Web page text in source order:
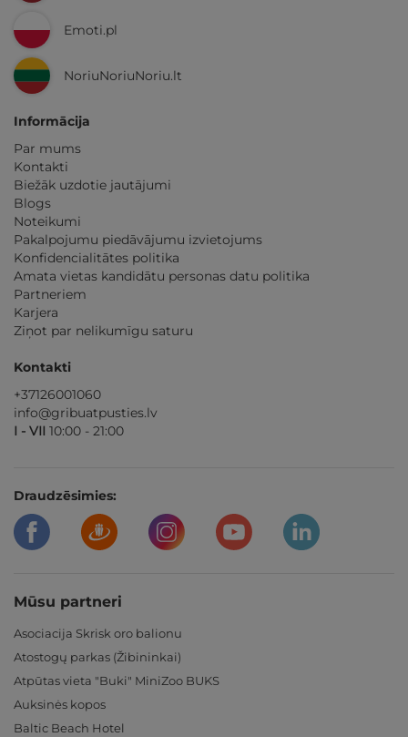
Emoti.pl
NoriuNoriuNoriu.lt
Informācija
Par mums
Kontakti
Biežāk uzdotie jautājumi
Blogs
Noteikumi
Pakalpojumu piedāvājumu izvietojums
Konfidencialitātes politika
Amata vietas kandidātu personas datu politika
Partneriem
Karjera
Ziņot par nelikumīgu saturu
Kontakti
+37126001060
info@gribuatpusties.lv
I - VII 10:00 - 21:00
Draudzēsimies:
Mūsu partneri
Asociacija Skrisk oro balionu
Atostogų parkas (Žibininkai)
Atpūtas vieta "Buki" MiniZoo BUKS
Auksinės kopos
Baltic Beach Hotel